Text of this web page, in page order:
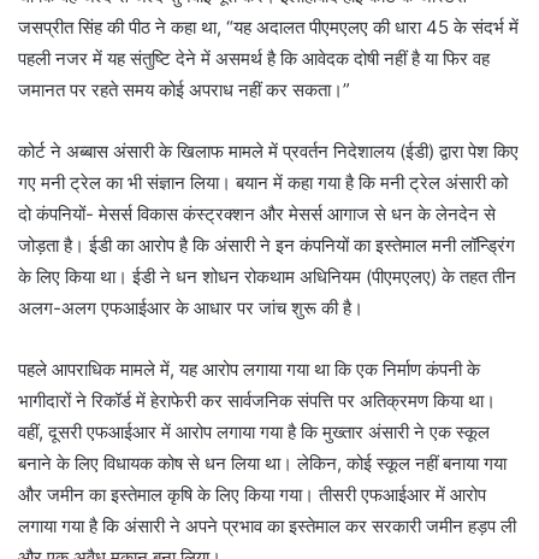
जसप्रीत सिंह की पीठ ने कहा था, “यह अदालत पीएमएलए की धारा 45 के संदर्भ में
पहली नजर में यह संतुष्टि देने में असमर्थ है कि आवेदक दोषी नहीं है या फिर वह
जमानत पर रहते समय कोई अपराध नहीं कर सकता।”
कोर्ट ने अब्बास अंसारी के खिलाफ मामले में प्रवर्तन निदेशालय (ईडी) द्वारा पेश किए
गए मनी ट्रेल का भी संज्ञान लिया। बयान में कहा गया है कि मनी ट्रेल अंसारी को
दो कंपनियों- मेसर्स विकास कंस्ट्रक्शन और मेसर्स आगाज से धन के लेनदेन से
जोड़ता है। ईडी का आरोप है कि अंसारी ने इन कंपनियों का इस्तेमाल मनी लॉन्ड्रिंग
के लिए किया था। ईडी ने धन शोधन रोकथाम अधिनियम (पीएमएलए) के तहत तीन
अलग-अलग एफआईआर के आधार पर जांच शुरू की है।
पहले आपराधिक मामले में, यह आरोप लगाया गया था कि एक निर्माण कंपनी के
भागीदारों ने रिकॉर्ड में हेराफेरी कर सार्वजनिक संपत्ति पर अतिक्रमण किया था।
वहीं, दूसरी एफआईआर में आरोप लगाया गया है कि मुख्तार अंसारी ने एक स्कूल
बनाने के लिए विधायक कोष से धन लिया था। लेकिन, कोई स्कूल नहीं बनाया गया
और जमीन का इस्तेमाल कृषि के लिए किया गया। तीसरी एफआईआर में आरोप
लगाया गया है कि अंसारी ने अपने प्रभाव का इस्तेमाल कर सरकारी जमीन हड़प ली